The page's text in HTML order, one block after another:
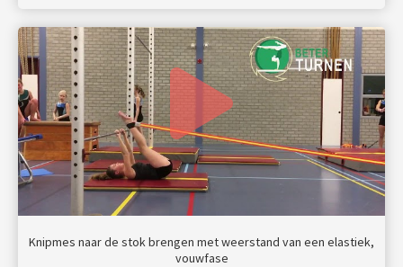
Knipmes naar de stok brengen met weerstand van een elastiek,
vouwfase